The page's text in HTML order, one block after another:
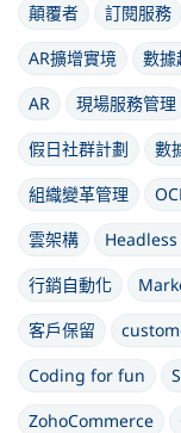
顛覆者
訂閱服務
AR擴增實境
數據
AR
現場服務管理
假日社群計劃
數
組織變革管理
雲架構
行銷自動化
客戶保留
Coding for fun
ZohoCommerce